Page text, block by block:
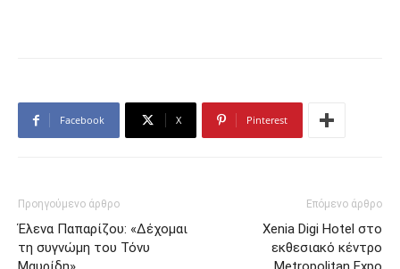
Facebook X Pinterest
Προηγούμενο άρθρο
Έλενα Παπαρίζου: «Δέχομαι
τη συγνώμη του Τόνυ
Επόμενο άρθρο
Xenia Digi Hotel στο
εκθεσιακό κέντρο